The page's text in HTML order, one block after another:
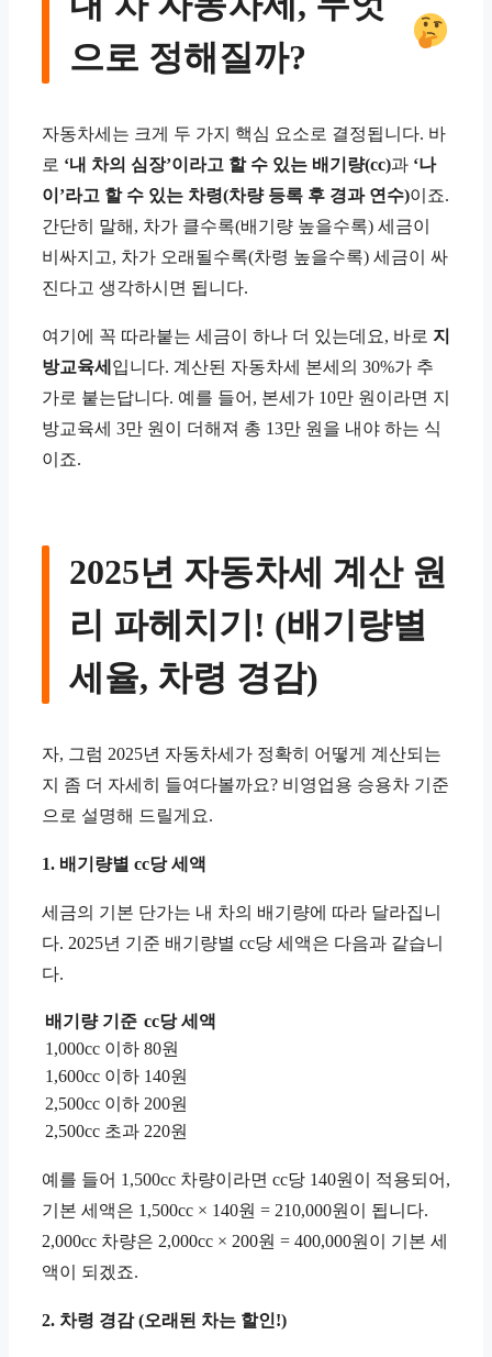
으로 정해질까?
자동차세는 크게 두 가지 핵심 요소로 결정됩니다. 바
로 ‘내 차의 심장’이라고 할 수 있는 배기량(cc)과 ‘나
이’라고 할 수 있는 차령(차량 등록 후 경과 연수)이죠.
간단히 말해, 차가 클수록(배기량 높을수록) 세금이
비싸지고, 차가 오래될수록(차령 높을수록) 세금이 싸
진다고 생각하시면 됩니다.
여기에 꼭 따라붙는 세금이 하나 더 있는데요, 바로 지
방교육세 입니다. 계산된 자동차세 본세의 30%가 추
가로 붙는답니다. 예를 들어, 본세가 10만 원이라면 지
방교육세 3만 원이 더해져 총 13만 원을 내야 하는 식
이죠.
2025년 자동차세 계산 원
리 파헤치기! (배기량별
세율, 차령 경감)
자, 그럼 2025년 자동차세가 정확히 어떻게 계산되는
지 좀 더 자세히 들여다볼까요? 비영업용 승용차 기준
으로 설명해 드릴게요.
1. 배기량별 cc당 세액
세금의 기본 단가는 내 차의 배기량에 따라 달라집니
다. 2025년 기준 배기량별 cc당 세액은 다음과 같습니
다.
배기량 기준 cc당 세액
1,000cc 이하 80원
1,600cc 이하 140원
2,500cc 이하 200원
2,500cc 초과 220원
예를 들어 1,500cc 차량이라면 cc당 140원이 적용되어,
기본 세액은 1,500cc × 140원 = 210,000원이 됩니다.
2,000cc 차량은 2,000cc × 200원 = 400,000원이 기본 세
액이 되겠죠.
2. 차령 경감 (오래된 차는 할인!)